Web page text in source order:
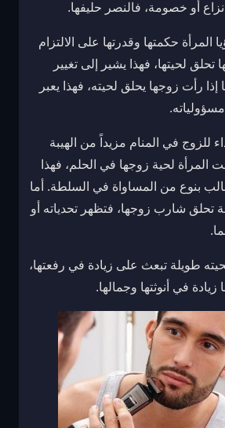
أو خصومة، فالنصر حليفها.
حكمتها وقدرتها على الالتزام
تحلق لحيتها، فهذا يشير إلى تغيير
إذا رأت زوجها يحلق لحيته، فهذا يعبر
للزوج في المنام مزيداً من الهيبة
المرأة لحية زوجها في الحلم، فهذا
بنوع من المساواة في السلطة. أما
تحلق شارب زوجها، فتظهر تحدياته أو
طويلة تبعث على زيادة في رفعتها،
في أنوثتها وجمالها.